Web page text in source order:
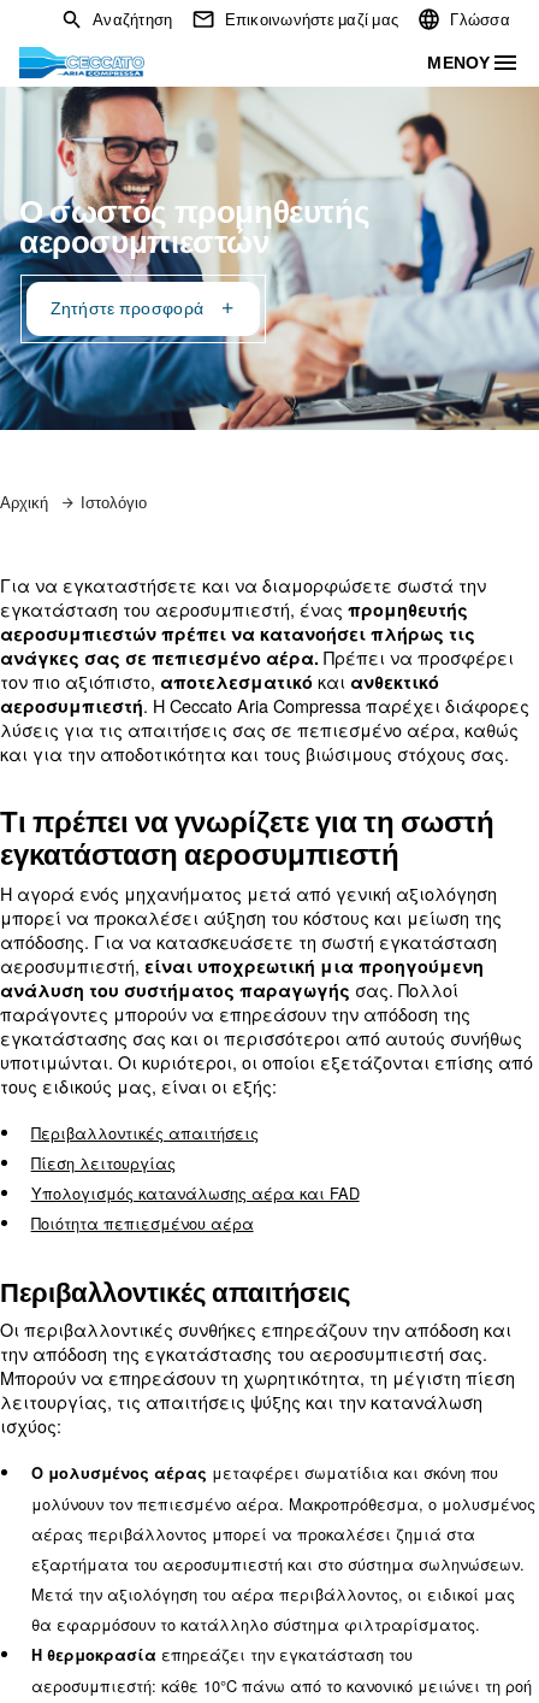
Αναζήτηση Επικοινωνήστε μαζί μας
Ο σωστός προμηθευτής
αεροσυμπιεστών
Ζητήστε προσφορά
Αρχική Ιστολόγιο
Για να εγκαταστήσετε και να διαμορφώσετε
εγκατάσταση του αεροσυμπιεστή, ένας
ανάγκες σας σε πεπιεσμένο αέρα. Πρέπει να
τον πιο αξιόπιστο,αποτελεσματικό και
αεροσυμπιεστή
. Η Ceccato Aria Compressa
λύσεις για τις απαιτήσεις σας σε πεπιεσμένο
και για την αποδοτικότητα και τους βιώσιμους
Τι πρέπει να γνωρίζετε για τη
εγκατάσταση αεροσυμπιεστή
μπορεί να προκαλέσει αύξηση του κόστους και
απόδοσης. Για να κατασκευάσετε τη σωστή
αεροσυμπιεστή,είναι υποχρεωτική μια
ανάλυση του συστήματος παραγωγής
εγκατάστασης σας και οι περισσότεροι από
υποτιμώνται. Οι κυριότεροι, οι οποίοι
τους ειδικούς μας, είναι οι εξής:
Περιβαλλοντικές απαιτήσεις
Υπολογισμός κατανάλωσης αέρα και FAD
Ποιότητα πεπιεσμένου αέρα
Περιβαλλοντικές απαιτήσεις
Οι περιβαλλοντικές συνθήκες επηρεάζουν την
την απόδοση της εγκατάστασης του